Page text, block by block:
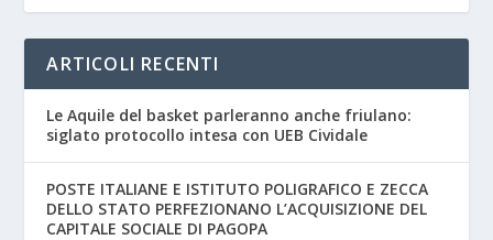
ARTICOLI RECENTI
Le Aquile del basket parleranno anche friulano:
siglato protocollo intesa con UEB Cividale
POSTE ITALIANE E ISTITUTO POLIGRAFICO E ZECCA
DELLO STATO PERFEZIONANO L’ACQUISIZIONE DEL
CAPITALE SOCIALE DI PAGOPA